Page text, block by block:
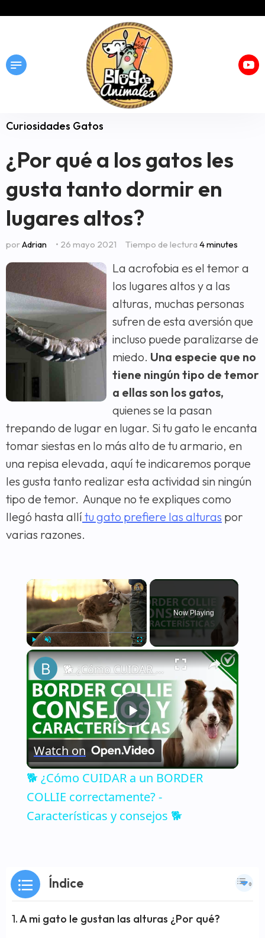
Curiosidades Gatos
¿Por qué a los gatos les
gusta tanto dormir en
lugares altos?
porAdrian • 26 mayo 2021 Tiempo de lectura 4 minutes
La acrofobia es el temor a
los lugares altos y a las
alturas, muchas personas
sufren de esta aversión que
incluso puede paralizarse de
miedo. Una especie que no
tiene ningún tipo de temor
a ellas son los gatos,
quienes se la pasan
trepando de lugar en lugar. Si tu gato le encanta
tomar siestas en lo más alto de tu armario, en
una repisa elevada, aquí te indicaremos porque
les gusta tanto realizar esta actividad sin ningún
tipo de temor. Aunque no te expliques como
llegó hasta allí tu gato prefiere las alturas por
varias razones.
×
Play Unmute Fullscreen
Now Playing
×
Play
Video
🐕 ¿Cómo CUIDAR a un BORDER COLLIE correctamente? - Características y consejos 🐕
Watch on
🐕 ¿Cómo CUIDAR a un BORDER
COLLIE correctamente? -
Características y consejos 🐕
Índice
A mi gato le gustan las alturas ¿Por qué?